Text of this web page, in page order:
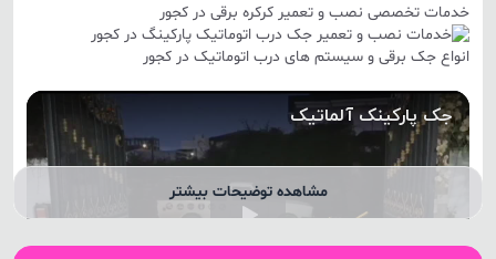
خدمات تخصصی نصب و تعمیر کرکره برقی در کجور
انواع جک برقی و سیستم های درب اتوماتیک در کجور
مشاهده توضیحات بیشتر